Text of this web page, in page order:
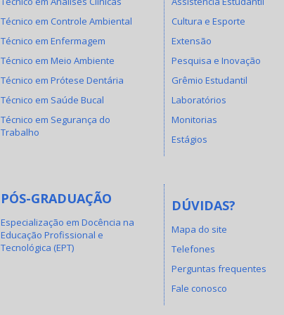
Técnico em Controle Ambiental
Técnico em Enfermagem
Técnico em Meio Ambiente
Técnico em Prótese Dentária
Técnico em Saúde Bucal
Técnico em Segurança do
Trabalho
PÓS-GRADUAÇÃO
Especialização em Docência na
Educação Profissional e
Tecnológica (EPT)
Cultura e Esporte
Extensão
Pesquisa e Inovação
Grêmio Estudantil
Laboratórios
Monitorias
Estágios
DÚVIDAS?
Mapa do site
Telefones
Perguntas frequentes
Fale conosco